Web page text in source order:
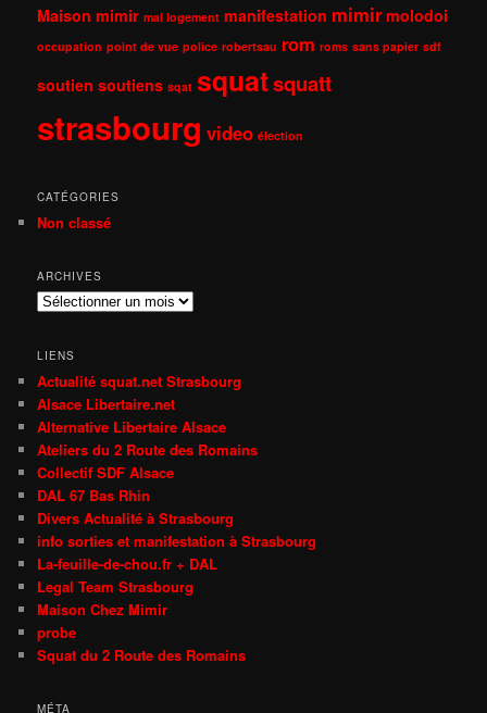
Maison mimir mal logement manifestation mimir molodoi
occupation point de vue police robertsau rom roms sans papier sdf
soutien soutiens sqat squatsquatt
strasbourg video élection
CATÉGORIES
Non classé
ARCHIVES
Archives
LIENS
Actualité squat.net Strasbourg
Alsace Libertaire.net
Alternative Libertaire Alsace
Ateliers du 2 Route des Romains
Collectif SDF Alsace
DAL 67 Bas Rhin
Divers Actualité à Strasbourg
info sorties et manifestation à Strasbourg
La-feuille-de-chou.fr + DAL
Legal Team Strasbourg
Maison Chez Mimir
probe
Squat du 2 Route des Romains
MÉTA